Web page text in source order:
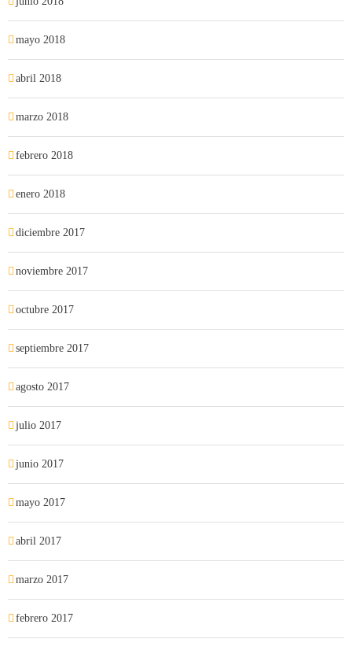
mayo 2018
abril 2018
marzo 2018
febrero 2018
enero 2018
diciembre 2017
noviembre 2017
octubre 2017
septiembre 2017
agosto 2017
julio 2017
junio 2017
mayo 2017
abril 2017
marzo 2017
febrero 2017